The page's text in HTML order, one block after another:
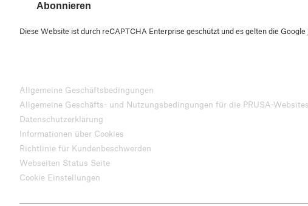
Abonnieren
Diese Website ist durch reCAPTCHA Enterprise geschützt und es gelten die Google
Allgemeine Geschäftsbedingungen
Allgemeine Geschäfts- und Nutzungsbedingungen für die PRUSA-Websites
Datenschutzerklärung
Informationen über Cookies
Richtlinie für Kundenbeschwerden
Webseiten Status Seite
Cookie Einstellungen